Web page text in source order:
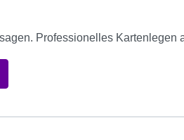
Professionelles